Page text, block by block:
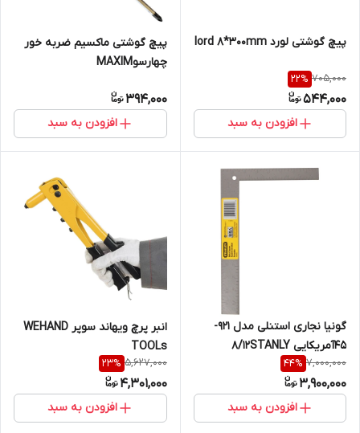
پیچ گوشتی لورد lord 8*300mm
705,000
22%
544,000
افزودن به سبد
پیچ گوشتی ماکسیم ضربه خور
چهارسوMAXIM
394,000
افزودن به سبد
گونیا نجاری استنلی مدل 921-
45آمریکایی 8/12STANLY
7,000,000
44%
3,900,000
افزودن به سبد
انبر پرچ ویهاند سوپر WEHAND
TOOLs
5,627,000
23%
4,301,000
افزودن به سبد